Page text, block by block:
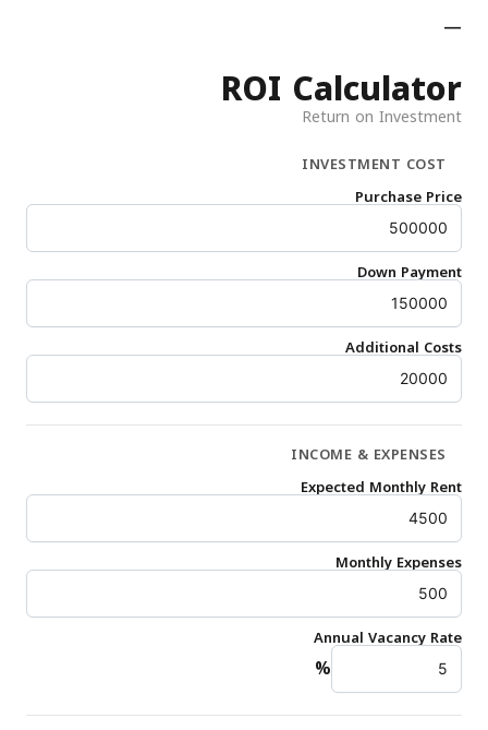
—
ROI Calculator
Return on Investment
INVESTMENT COST
Purchase Price
Down Payment
Additional Costs
INCOME & EXPENSES
Expected Monthly Rent
Monthly Expenses
Annual Vacancy Rate